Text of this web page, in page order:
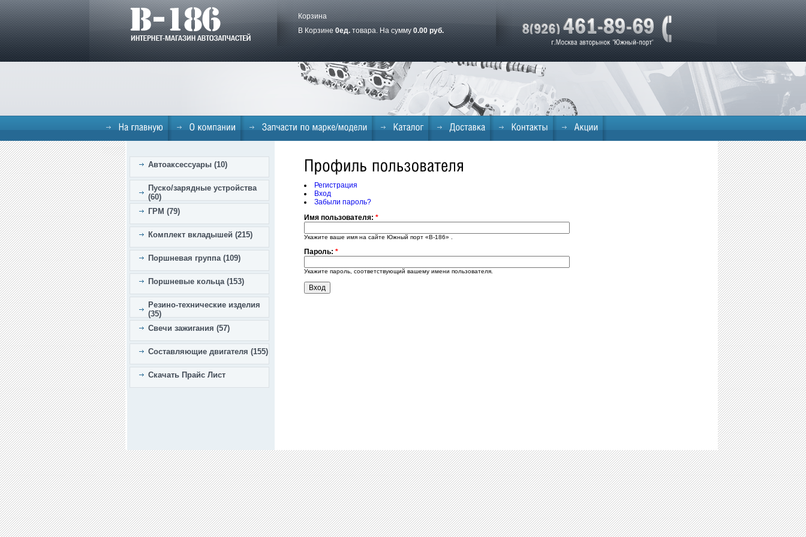
Корзина
В Корзине 0ед. товара. На сумму 0.00 руб.
Автоаксессуары (10)
Пуско/зарядные устройства
(60)
ГРМ (79)
Комплект вкладышей (215)
Поршневая группа (109)
Поршневые кольца (153)
Резино-технические изделия
(35)
Свечи зажигания (57)
Составляющие двигателя (155)
Скачать Прайс Лист
Регистрация
Вход
Забыли пароль?
Имя пользователя: *
Укажите ваше имя на сайте Южный порт «B-186» .
Пароль: *
Укажите пароль, соответствующий вашему имени пользователя.